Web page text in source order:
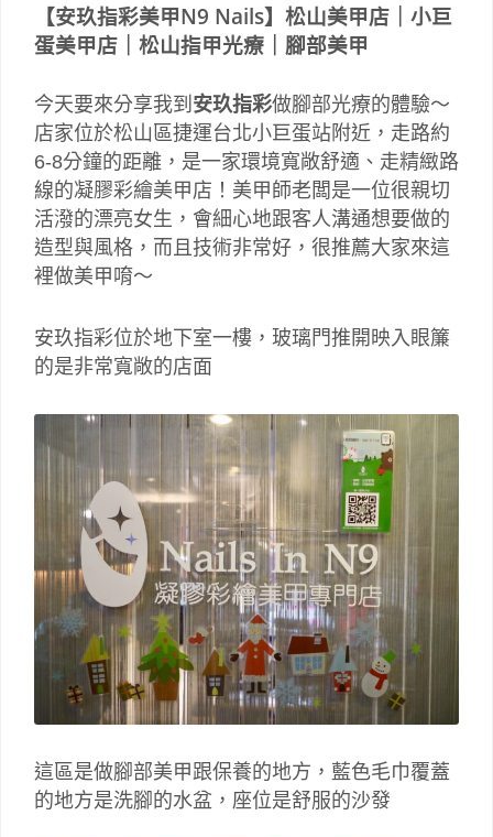
【安玖指彩美甲N9 Nails】松山美甲店｜小巨
蛋美甲店｜松山指甲光療｜腳部美甲
今天要來分享我到 安玖指彩做腳部光療的體驗～
店家位於松山區捷運台北小巨蛋站附近，走路約
6-8分鐘的距離，是一家環境寬敞舒適、走精緻路
線的凝膠彩繪美甲店！美甲師老闆是一位很親切
活潑的漂亮女生，會細心地跟客人溝通想要做的
造型與風格，而且技術非常好，很推薦大家來這
裡做美甲唷～
安玖指彩位於地下室一樓，玻璃門推開映入眼簾
的是非常寬敞的店面
這區是做腳部美甲跟保養的地方，藍色毛巾覆蓋
的地方是洗腳的水盆，座位是舒服的沙發